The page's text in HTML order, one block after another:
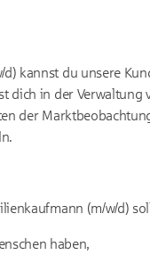
kannst du unsere
dich in der
der
(m/w/d)
haben,